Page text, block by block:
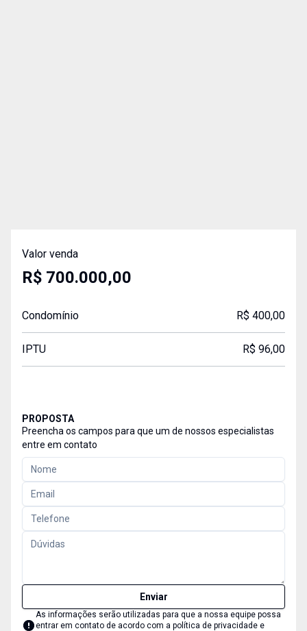
Valor venda
R$ 700.000,00
Condomínio R$ 400,00
IPTU R$ 96,00
PROPOSTA
Preencha os campos para que um de nossos especialistas
entre em contato
Enviar
As informações serão utilizadas para que a nossa equipe possa
entrar em contato de acordo com a política de privacidade e